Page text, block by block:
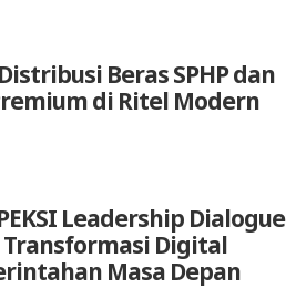
Beras SPHP dan
di Ritel Modern
Leadership Dialogue
Digital
Masa Depan